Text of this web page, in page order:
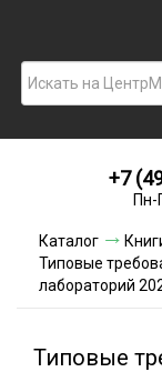
+7
Пн-
Каталог
Типовые
лабораторий
Типовые